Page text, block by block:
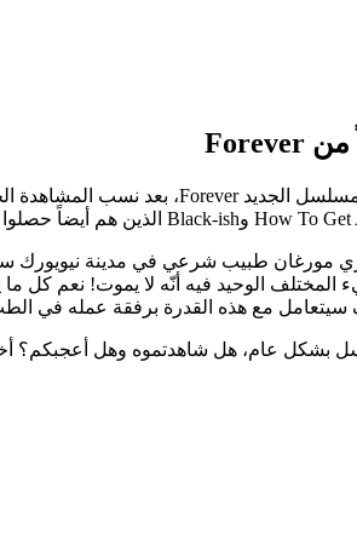
مورغان طبيب شرعي في مدينة نيويورك
المختلف الوحيد فيه أنّه لا يموت! نعم كل
سيتعامل مع هذه القدرة برفقة عمله في
بشكل عام، هل شاهدتموه وهل أعجبكم؟